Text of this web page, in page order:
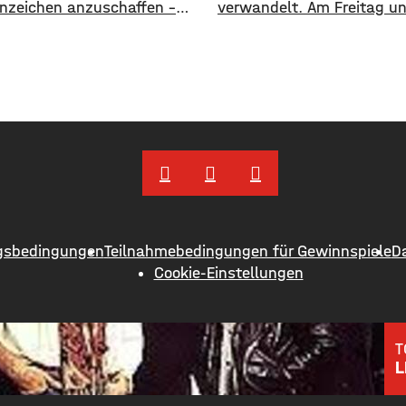
anzuschaffen –
11.900 mit dem
EBN für Ebern mit fast
verwandelt. Am Freitag
Samstag ist dann das
ausverkauft, rund 16.000
Teilnahmebedingungen für Gewinnspiele
Cookie-Einstellungen